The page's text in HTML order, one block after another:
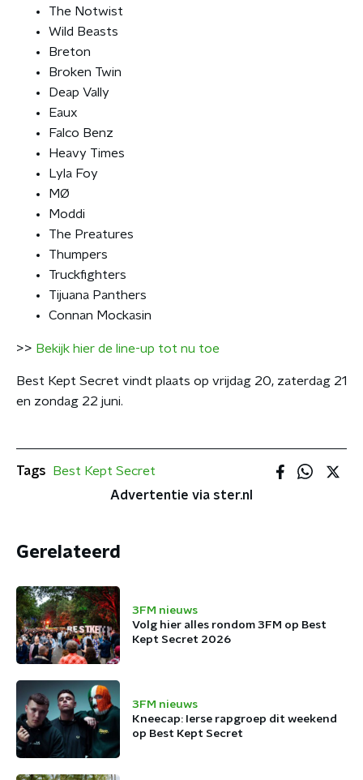
The Notwist
Wild Beasts
Breton
Broken Twin
Deap Vally
Eaux
Falco Benz
Heavy Times
Lyla Foy
MØ
Moddi
The Preatures
Thumpers
Truckfighters
Tijuana Panthers
Connan Mockasin
>> Bekijk hier de line-up tot nu toe
Best Kept Secret vindt plaats op vrijdag 20, zaterdag 21
en zondag 22 juni.
Tags
Best Kept Secret
Advertentie via ster.nl
Gerelateerd
3FM nieuws
Volg hier alles rondom 3FM op Best
Kept Secret 2026
3FM nieuws
Kneecap: Ierse rapgroep dit weekend
op Best Kept Secret